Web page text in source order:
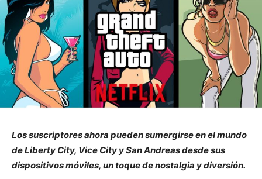
Los suscriptores ahora pueden sumergirse en el mundo
de Liberty City, Vice City y San Andreas desde sus
dispositivos móviles, un toque de nostalgia y diversión.